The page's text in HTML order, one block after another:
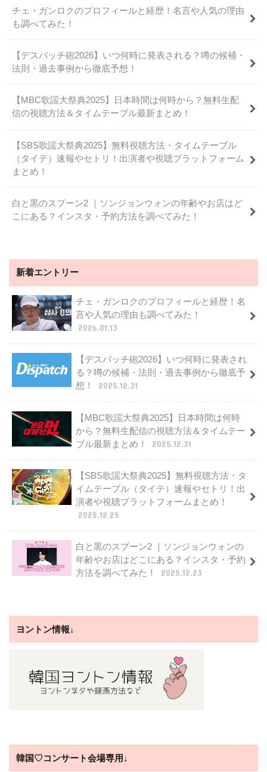
チェ・ガンロクのプロフィールと経歴！名言や人気の理由
も調べてみた！
【デスパッチ砲2026】いつ何時に発表される？噂の候補・
法則・過去事例から徹底予想！
【MBC歌謡大祭典2025】日本時間は何時から？無料生配
信の視聴方法＆タイムテーブル最新まとめ！
【SBS歌謡大祭典2025】無料視聴方法・タイムテーブル
（タイテ）速報やセトリ！出演者や視聴プラットフォーム
まとめ！
白と黒のスプーン2 ｜ソンジョンウォンの年齢やお店はど
こにある？インスタ・予約方法を調べてみた！
新着エントリー
チェ・ガンロクのプロフィールと経歴！名
言や人気の理由も調べてみた！
2026.01.13
【デスパッチ砲2026】いつ何時に発表され
る？噂の候補・法則・過去事例から徹底予
想！
2025.12.31
【MBC歌謡大祭典2025】日本時間は何時
から？無料生配信の視聴方法＆タイムテー
ブル最新まとめ！
2025.12.31
【SBS歌謡大祭典2025】無料視聴方法・タ
イムテーブル（タイテ）速報やセトリ！出
演者や視聴プラットフォームまとめ！
2025.12.25
白と黒のスプーン2 ｜ソンジョンウォンの
年齢やお店はどこにある？インスタ・予約
方法を調べてみた！
2025.12.23
ヨントン情報↓
韓国♡コンサート会場専用↓